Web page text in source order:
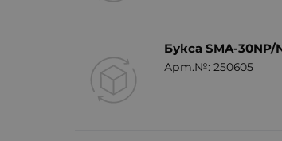
Букса SMA-30NP/
Арт.№: 250605